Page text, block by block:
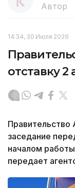
Автор
14:34, 30 Июля 2026
отставку 2
Правительство
заседание
началом
передает